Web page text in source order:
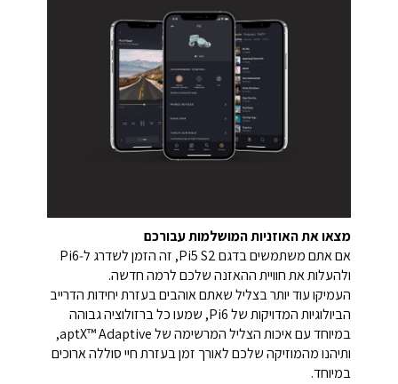
מצאו את האוזניות המושלמות עבורכם
אם אתם משתמשים בדגם Pi5 S2, זה הזמן לשדרג ל‑Pi6
ולהעלות את חוויית ההאזנה שלכם לרמה חדשה.
העמיקו עוד יותר בצליל שאתם אוהבים בעזרת יחידות הדרייב
הביולוגיות המדויקות של Pi6, שמעו כל ברזולוציה גבוהה
במיוחד עם איכות הצליל המרשימה של aptX™ Adaptive,
ותיהנו מהמוזיקה שלכם לאורך זמן בעזרת חיי סוללה ארוכים
במיוחד.